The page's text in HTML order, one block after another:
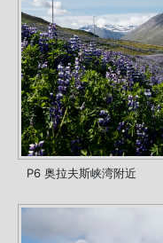
P6 奥拉夫斯峡湾附近